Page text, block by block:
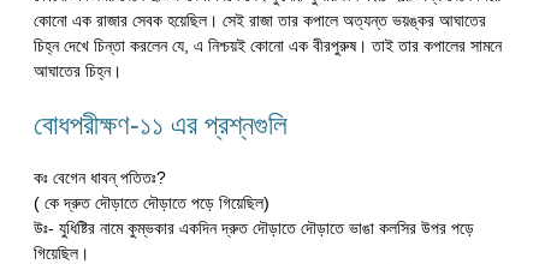
কোনো এক রাজার সেবক হয়েছিল। সেই রাজা তার কপালে অত্যন্ত ভয়ঙ্কর আঘাতের
চিহ্ন দেখে চিন্তা করলেন যে, এ নিশ্চয়ই কোনো এক বীরপুরুষ। তাই তার কপালের সামনে
আঘাতের চিহ্ন।
বোধপরীক্ষণ-১১ এর প্রশ্নগুলি
কঃ বেগেন ধাবন্ পতিতঃ?
( কে দ্রুত দৌড়াতে দৌড়াতে পড়ে গিয়েছিল)
উঃ- যুধিষ্টির নামে কুম্ভকার একদিন দ্রুত দৌড়াতে দৌড়াতে ভাঙা কলসির উপর পড়ে
গিয়েছিল।